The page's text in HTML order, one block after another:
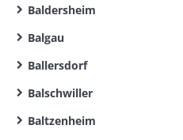
Baldersheim
Balgau
Ballersdorf
Balschwiller
Baltzenheim